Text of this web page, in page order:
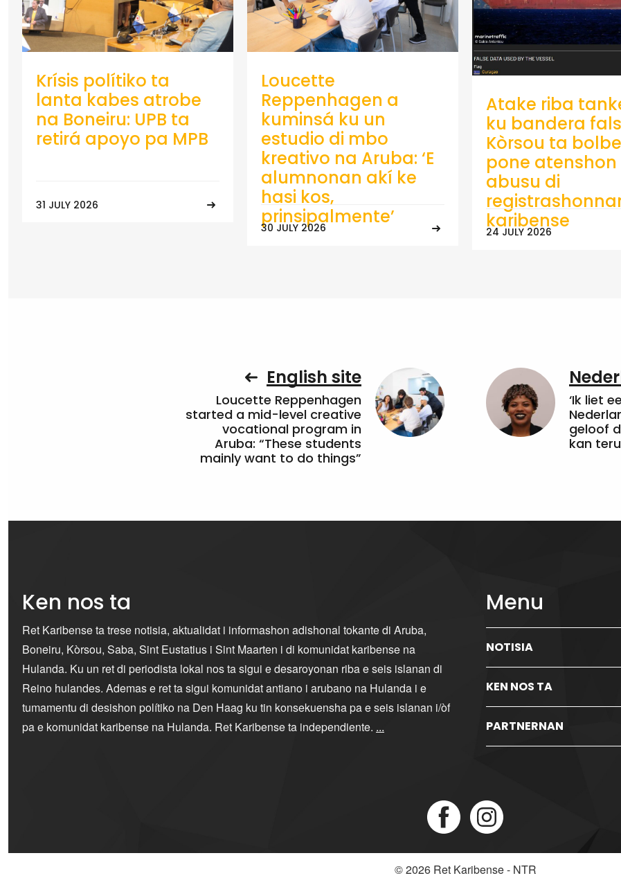
Krísis polítiko ta
lanta kabes atrobe
na Boneiru: UPB ta
retirá apoyo pa MPB
31 JULY 2026
Loucette
Reppenhagen a
kuminsá ku un
estudio di mbo
kreativo na Aruba: ‘E
alumnonan akí ke
hasi kos,
prinsipalmente’
30 JULY 2026
Atake riba
ku bandera
Kòrsou ta bolbe
pone atenshon
abusu di
karibense
24 JULY 2026
English site
Loucette Reppenhagen
started a mid-level creative
vocational program in
Aruba: “These students
mainly want to do things”
‘Ik liet
geloof
kan
Ken nos ta
Ret Karibense ta trese notisia, aktualidat i informashon adishonal tokante di Aruba,
Boneiru, Kòrsou, Saba, Sint Eustatius i Sint Maarten i di komunidat karibense na
Hulanda. Ku un ret di periodista lokal nos ta sigui e desaroyonan riba e seis islanan di
Reino hulandes. Ademas e ret ta sigui komunidat antiano i arubano na Hulanda i e
tumamentu di desishon polítiko na Den Haag ku tin konsekuensha pa e seis islanan i/òf
pa e komunidat karibense na Hulanda. Ret Karibense ta independiente. ...
Menu
NOTISIA
KEN NOS TA
PARTNERNAN
© 2026 Ret Karibense - NTR